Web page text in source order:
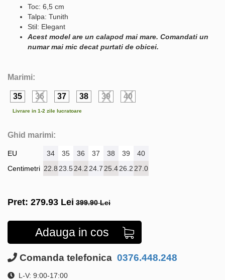
Toc: 6,5 cm
Talpa: Tunith
Stil: Elegant
Acest model are un calapod mai mare. Comandati un
numar mai mic decat purtati de obicei.
Marimi:
35 36 37 38 39 40
Livrare in 1-2 zile lucratoare
Ghid marimi:
EU
Centimetri
34 35 36 37 38 39
40
22.8 23.524.2 24.7 25.426.2 27.0
Pret: 279.93 Lei 399.90 Lei
Adauga in cos
Comanda telefonica 0376.448.248
L-V: 9:00-17:00